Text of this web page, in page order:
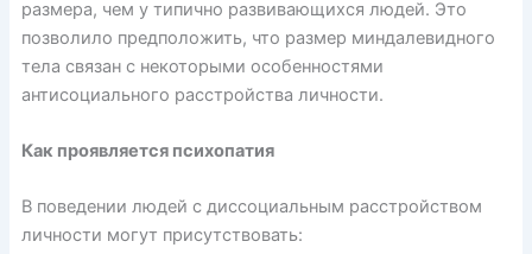
размера, чем у типично развивающихся людей. Это
позволило предположить, что размер миндалевидного
тела связан с некоторыми особенностями
антисоциального расстройства личности.
Как проявляется психопатия
В поведении людей с диссоциальным расстройством
личности могут присутствовать: